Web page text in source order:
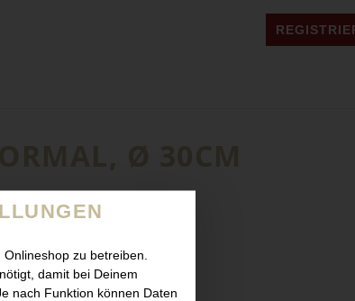
zu betreiben.
damit bei Deinem
nach Funktion können Daten